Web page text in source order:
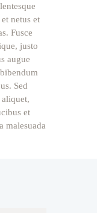
netus et
Fusce
justo
augue
Sed
et
malesuada